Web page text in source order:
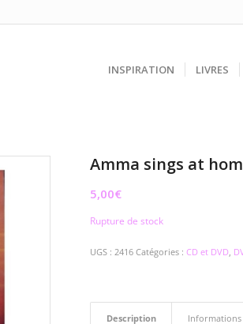
INSPIRATION LIVRES
Amma sings at
5,00€
Rupture de stock
UGS : 2416 Catégories : CD et DVD,
Description